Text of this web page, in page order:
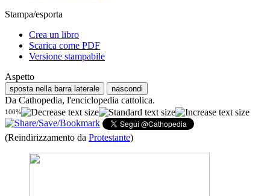
Stampa/esporta
Crea un libro
Scarica come PDF
Versione stampabile
Aspetto
sposta nella barra laterale nascondi
Da Cathopedia, l'enciclopedia cattolica.
100%
(Reindirizzamento da Protestante)